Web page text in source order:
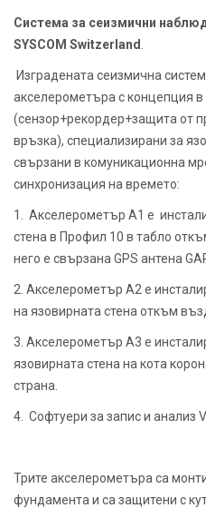
Система за сеизмични
SYSCOM Switzerland
Изградената сеизмична
акселерометъра с концепция
(сензор+рекордер+защита от
връзка), специализирани за
свързани в комуникационна
синхронизация на времето:
1. Акселерометър А1 е
стена в Профил 10 в табло
него е свързана GPS антена
2. Акселерометър А2 е
на язовирната стена откъм
3. Акселерометър А3 е
язовирната стена на кота
страна.
4. Софтуери за запис и анализ
Трите акселерометъра са
фундамента и са защитени с